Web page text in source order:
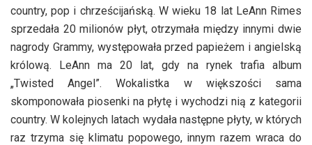
country, pop i chrześcijańską. W wieku 18 lat LeAnn Rimes
sprzedała 20 milionów płyt, otrzymała między innymi dwie
nagrody Grammy, występowała przed papieżem i angielską
królową. LeAnn ma 20 lat, gdy na rynek trafia album
„Twisted Angel”. Wokalistka w większości sama
skomponowała piosenki na płytę i wychodzi nią z kategorii
country. W kolejnych latach wydała następne płyty, w których
raz trzyma się klimatu popowego, innym razem wraca do